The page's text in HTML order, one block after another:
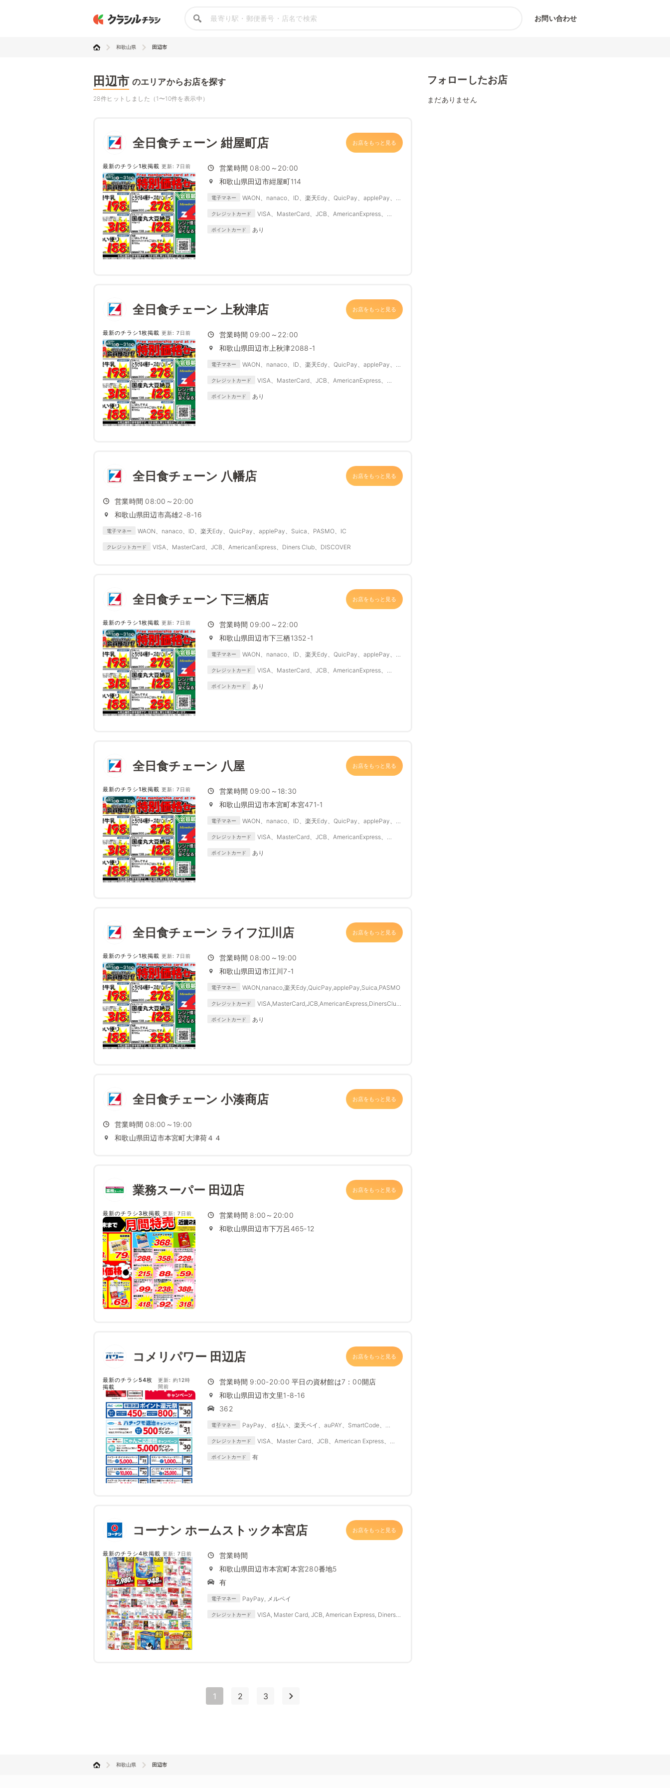
お問い合わせ
和歌山県 田辺市
田辺市 のエリアからお店を探す
28件ヒットしました（1〜10件を表示中）
全日食チェーン 紺屋町店 お店をもっと見る
最新のチラシ1枚掲載 更新: 7日前
営業時間 08:00～20:00
和歌山県田辺市紺屋町114
電子マネー
WAON、nanaco、ID、楽天Edy、QuicPay、applePay、
クレジットカード
VISA、MasterCard、JCB、AmericanExpress、
ポイントカード あり
全日食チェーン 上秋津店 お店をもっと見る
最新のチラシ1枚掲載 更新: 7日前
営業時間 09:00～22:00
和歌山県田辺市上秋津2088-1
電子マネー
WAON、nanaco、ID、楽天Edy、QuicPay、applePay、
クレジットカード
VISA、MasterCard、JCB、AmericanExpress、
ポイントカード あり
全日食チェーン 八幡店 お店をもっと見る
営業時間 08:00～20:00
和歌山県田辺市高雄2-8-16
電子マネー WAON、nanaco、ID、楽天Edy、QuicPay、applePay、Suica、PASMO、IC
クレジットカード VISA、MasterCard、JCB、AmericanExpress、Diners Club、DISCOVER
全日食チェーン 下三栖店 お店をもっと見る
最新のチラシ1枚掲載 更新: 7日前
営業時間 09:00～22:00
和歌山県田辺市下三栖1352-1
電子マネー
WAON、nanaco、ID、楽天Edy、QuicPay、applePay、
クレジットカード
VISA、MasterCard、JCB、AmericanExpress、
ポイントカード あり
全日食チェーン 八屋 お店をもっと見る
最新のチラシ1枚掲載 更新: 7日前
営業時間 09:00～18:30
和歌山県田辺市本宮町本宮471-1
電子マネー
WAON、nanaco、ID、楽天Edy、QuicPay、applePay、
クレジットカード
VISA、MasterCard、JCB、AmericanExpress、
ポイントカード あり
全日食チェーン ライフ江川店 お店をもっと見る
最新のチラシ1枚掲載 更新: 7日前
営業時間 08:00～19:00
和歌山県田辺市江川7-1
電子マネー WAON,nanaco,楽天Edy,QuicPay,applePay,Suica,PASMO
クレジットカード
VISA,MasterCard,JCB,AmericanExpress,DinersClub,
ポイントカード あり
全日食チェーン 小湊商店 お店をもっと見る
営業時間 08:00～19:00
和歌山県田辺市本宮町大津荷４４
業務スーパー 田辺店 お店をもっと見る
最新のチラシ3枚掲載 更新: 7日前
営業時間 8:00～20:00
和歌山県田辺市下万呂465-12
コメリパワー 田辺店 お店をもっと見る
最新のチラシ54枚
掲載
更新: 約12時
間前
営業時間 9:00-20:00 平日の資材館は7：00開店
和歌山県田辺市文里1-8-16
362
電子マネー
PayPay、ｄ払い、楽天ペイ、auPAY、SmartCode、
クレジットカード
VISA、Master Card、JCB、American Express、
ポイントカード 有
コーナン ホームストック本宮店 お店をもっと見る
最新のチラシ4枚掲載 更新: 7日前
営業時間
和歌山県田辺市本宮町本宮280番地5
有
電子マネー PayPay, メルペイ
クレジットカード
VISA, Master Card, JCB, American Express, Diners
1 2 3
フォローしたお店
まだありません
和歌山県 田辺市